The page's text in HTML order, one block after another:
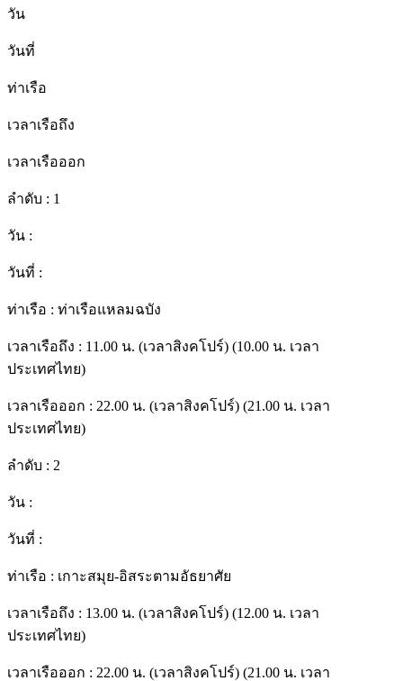
วัน
วันที่
ท่าเรือ
เวลาเรือถึง
เวลาเรือออก
ลำดับ : 1
วัน :
วันที่ :
ท่าเรือ : ท่าเรือแหลมฉบัง
เวลาเรือถึง : 11.00 น. (เวลาสิงคโปร์) (10.00 น. เวลา
ประเทศไทย)
เวลาเรือออก : 22.00 น. (เวลาสิงคโปร์) (21.00 น. เวลา
ประเทศไทย)
ลำดับ : 2
วัน :
วันที่ :
ท่าเรือ : เกาะสมุย-อิสระตามอัธยาศัย
เวลาเรือถึง : 13.00 น. (เวลาสิงคโปร์) (12.00 น. เวลา
ประเทศไทย)
เวลาเรือออก : 22.00 น. (เวลาสิงคโปร์) (21.00 น. เวลา